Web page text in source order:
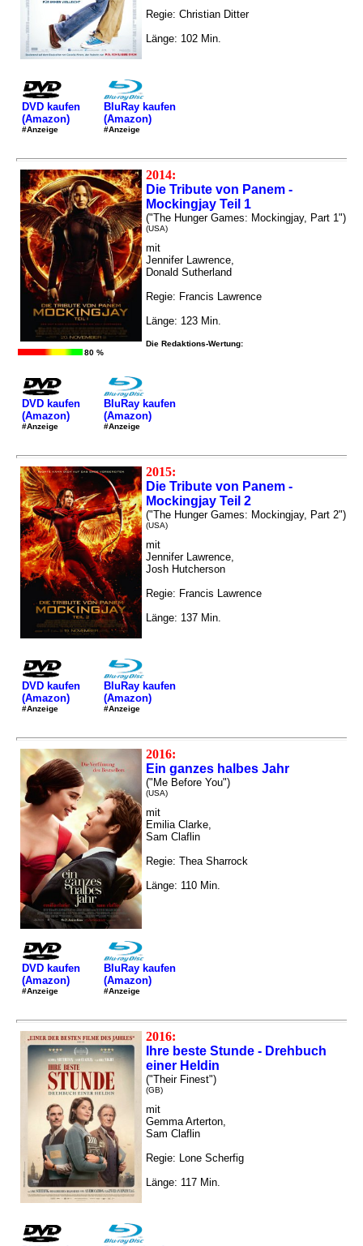
Regie: Christian Ditter
Länge: 102 Min.
DVD kaufen
(Amazon)
#Anzeige
BluRay kaufen
(Amazon)
#Anzeige
2014:
Die Tribute von Panem -
Mockingjay Teil 1
("The Hunger Games: Mockingjay, Part 1")
(USA)
mit
Jennifer Lawrence,
Donald Sutherland
Regie: Francis Lawrence
Länge: 123 Min.
Die Redaktions-Wertung:
80 %
DVD kaufen
(Amazon)
#Anzeige
BluRay kaufen
(Amazon)
#Anzeige
2015:
Die Tribute von Panem -
Mockingjay Teil 2
("The Hunger Games: Mockingjay, Part 2")
(USA)
mit
Jennifer Lawrence,
Josh Hutcherson
Regie: Francis Lawrence
Länge: 137 Min.
DVD kaufen
(Amazon)
#Anzeige
BluRay kaufen
(Amazon)
#Anzeige
2016:
Ein ganzes halbes Jahr
("Me Before You")
(USA)
mit
Emilia Clarke,
Sam Claflin
Regie: Thea Sharrock
Länge: 110 Min.
DVD kaufen
(Amazon)
#Anzeige
BluRay kaufen
(Amazon)
#Anzeige
2016:
Ihre beste Stunde - Drehbuch
einer Heldin
("Their Finest")
(GB)
mit
Gemma Arterton,
Sam Claflin
Regie: Lone Scherfig
Länge: 117 Min.